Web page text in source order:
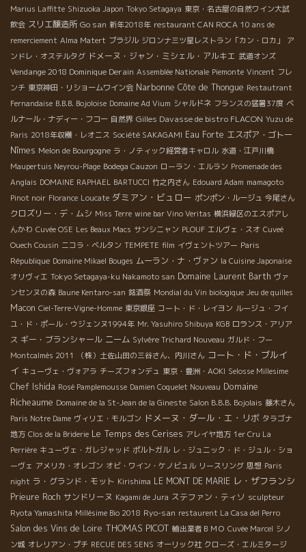
Marius Laffitte Shizuoka Japon Tokyo Setagaya 東京・名古屋の自然ワイン大試
飲会 スリエ醸造所 Go san 新年2018年 restaurant CAN ROCA 10 ans de
remerciement Alma Matert ブラジル ジロンナ三ツ星レストラン「カン・ロカ」
ア
ンドレ・オステルタグ ドメーヌ・ジャン・ミシェル・アルキエ 武道オンズ
Vendange 2018 Dominique Derain Assemblée Nationale Piemonte Vincent フレ
ンチ 東京神田・リショームワイン会 Narbonne Côte de Thongue Restautrant
Fernandaise B.B.B. Bojoloise Domaine Ad Vium シャルドネ フランスの猛暑37度 ベ
ルナール・ナディー・フコー 自然界 Gilles Davasse de bistro FLACON Yuzu de
Paris 2018年収穫・レオニス Société SAKAGAMI Eau Forte エスポア・ゴトー
Nîmes Melon de Bourgogne ラ・ノティック経営者キャロル 水道・江戸川橋
Maupertuis Neyrou-Plage Bodega Cauzon ローラン・エルラン Promenade des
Anglais DOMAINE RAPHAEL BARTUCCI 竹之内さん Edouard Adam mamagoto
Pinot noir Florance Loucate ダミアン・ビュロー ポンポン・ルージュ 今尾さん
クロズリー・デ・ムシ Miss Terre wine bar Vino Veritas 横浜緑区のエスポアし
んかわ Cuvée OSE Les Beaux Macs サンシニャン PLOUF エルヴェ・スオ Cuveé
Ouech Cousin ニコラ・ベルタン TEMPETE film イヴェントツアー Paris
République Domaine Mikael Bouges ムーラン・ナ・ヴァン la Cuisine Japonaise
オリヴィエ Tokyo Setagaya-ku Nakamoto san Domaine Laurent Barth ヴァ
ンセンヌの森 Baune Kentaro-san 銘酒祭 Mondial du Vin biologique Jeu de quilles
Macon Ciel-Terre-Vigne-Homme 東京銀座 コート・ド・レイヨン ルージュ・フイ
ユ・ド・ポール・ウジェンヌ1994年 Mr. Yasuhiro Shibuya KGB ロランス・アリア
ス ギー・ブランシャール ニーム Sylvère Trichard Nouveau ガルド・フー
Montcalmès 2011
（株）土佐山田の三谷さん、内川さん コート・ド・ブルイ
イ キューヴェ・ヴォアラ チーズフォンデュ 東京・豊洲・AOKI Selosse Millesime
Chef Ishida Rosé Pamplemousse Damien Coquelet Nouveau Domaine
Richeaume Domaine de la St-Jean de la Gineste Salon B.B.B. Bojolais 藤木さん
Paris Notre Dame ヴィリエ・モルゴン ドメーヌ・ダール・エ・リボ タラゴナ
地方 Clos de la Briderie Le Temps des Cerises アレイヤ地方 1er Cru La
Perrière キューヴェ・ガレジャッド ポルトガル レ・ジュニック・ド・ジュル・ショ
ーヴェ アメリカ・オレゴン オビ・ワイン・ケノビュル リースリング 思想 Paris
night ラ・グランド・モット Kirishima LE MONT DE MARIE レ・ザフランシ
Prieure Roch サンドリーヌ Kagami de Jura ステファン・ティソ sculpteur
Ryota Yamashita Millésime Bio 2018 Ryo-san restaurent La Casa del Perro
Salon des Vins de Loire THOMAS PICOT 輸出業者ＢＭＯ Cuvée Marcel シノ
ン城 オレリアン・プチ RECUE DES SENS オーリック社 クローズ・エルミタージ